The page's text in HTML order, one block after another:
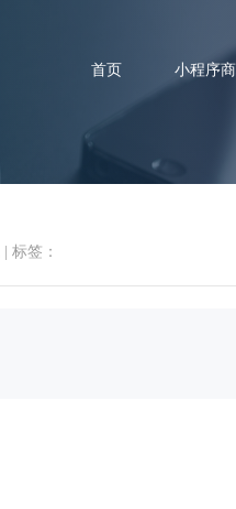
首页 小程序
美渡商城
| 标签：